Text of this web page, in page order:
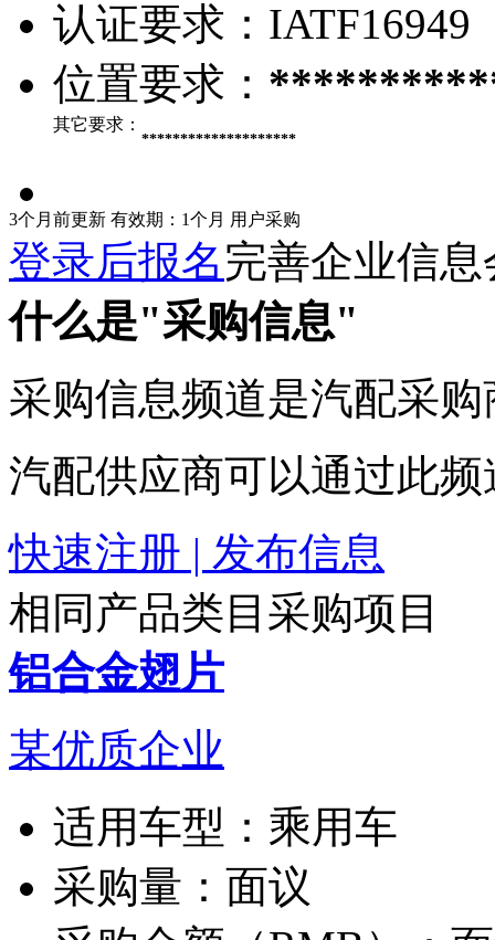
认证要求： IATF16949
位置要求：
其它要求：
********************
3个月前更新 有效期：1个月 用户采购
登录后报名完善企业信
什么是"采购信息"
采购信息频道是汽配采
汽配供应商可以通过此
快速注册 | 发布信息
相同产品类目采购项目
铝合金翅片
某优质企业
适用车型： 乘用车
采购量： 面议